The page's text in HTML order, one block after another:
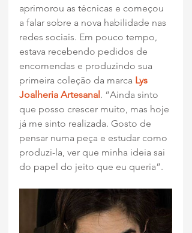
aprimorou as técnicas e começou
a falar sobre a nova habilidade nas
redes sociais. Em pouco tempo,
estava recebendo pedidos de
encomendas e produzindo sua
primeira coleção da marca Lys
Joalheria Artesanal. “Ainda sinto
que posso crescer muito, mas hoje
já me sinto realizada. Gosto de
pensar numa peça e estudar como
produzi-la, ver que minha ideia sai
do papel do jeito que eu queria”.